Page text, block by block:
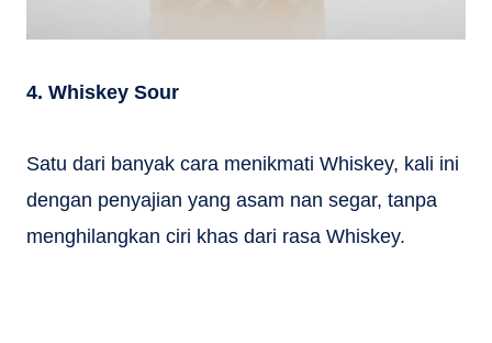
4. Whiskey Sour
Satu dari banyak cara menikmati Whiskey, kali ini
dengan penyajian yang asam nan segar, tanpa
menghilangkan ciri khas dari rasa Whiskey.